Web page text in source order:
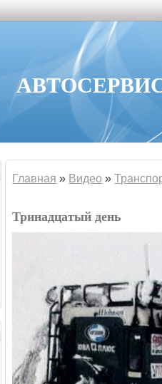
АВТОСЕРВИС
Главная » Видео »
Тринадцатый день